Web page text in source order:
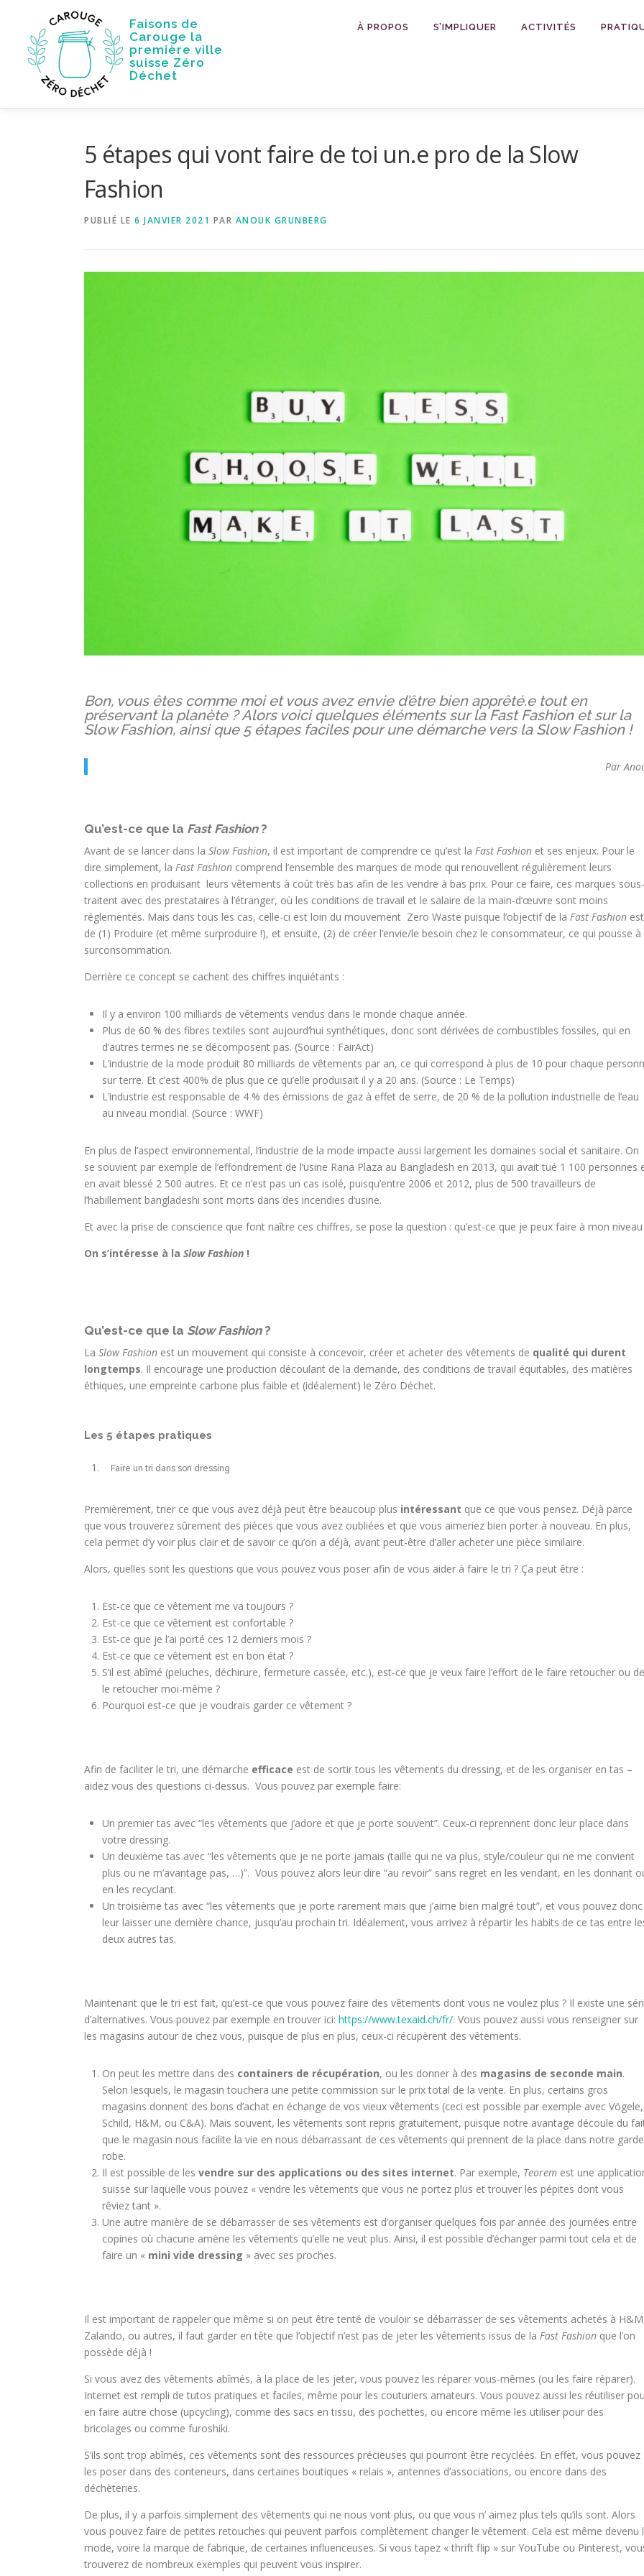
contenu
Faisons de
Carouge la
première ville
suisse Zéro
Déchet
À PROPOS S’IMPLIQUER ACTIVITÉS
5 étapes qui vont faire de toi un.e pro de la Slow
Fashion
PUBLIÉ LE 6 JANVIER 2021 PAR ANOUK GRUNBERG
Bon, vous êtes comme moi et vous avez envie d’être bien apprêté.e tout en
préservant la planète ? Alors voici quelques éléments sur la Fast Fashion et sur la
Slow Fashion, ainsi que 5 étapes faciles pour une démarche vers la Slow Fashion !
Par
Qu’est-ce que la Fast Fashion?
Avant de se lancer dans la Slow Fashion, il est important de comprendre ce qu’est la Fast Fashion et ses enjeux. Pour le
dire simplement, la Fast Fashion comprend l’ensemble des marques de mode qui renouvellent régulièrement leurs
collections en produisant leurs vêtements à coût très bas afin de les vendre à bas prix. Pour ce faire, ces marques sous-
traitent avec des prestataires à l’étranger, où les conditions de travail et le salaire de la main-d’œuvre sont moins
réglementés. Mais dans tous les cas, celle-ci est loin du mouvement Zero Waste puisque l’objectif de la Fast Fashion est
de (1) Produire (et même surproduire !), et ensuite, (2) de créer l’envie/le besoin chez le consommateur, ce qui pousse à
surconsommation.
Derrière ce concept se cachent des chiffres inquiétants :
Il y a environ 100 milliards de vêtements vendus dans le monde chaque année.
Plus de 60 % des fibres textiles sont aujourd’hui synthétiques, donc sont dérivées de combustibles fossiles, qui en
d’autres termes ne se décomposent pas. (Source : FairAct)
L’industrie de la mode produit 80 milliards de vêtements par an, ce qui correspond à plus de 10 pour chaque
sur terre. Et c’est 400% de plus que ce qu’elle produisait il y a 20 ans. (Source : Le Temps)
L’industrie est responsable de 4 % des émissions de gaz à effet de serre, de 20 % de la pollution industrielle de l’eau
au niveau mondial. (Source : WWF)
En plus de l’aspect environnemental, l’industrie de la mode impacte aussi largement les domaines social et sanitaire. On
se souvient par exemple de l’effondrement de l’usine Rana Plaza au Bangladesh en 2013, qui avait tué 1 100 personnes
en avait blessé 2 500 autres. Et ce n’est pas un cas isolé, puisqu’entre 2006 et 2012, plus de 500 travailleurs de
l’habillement bangladeshi sont morts dans des incendies d’usine.
Et avec la prise de conscience que font naître ces chiffres, se pose la question : qu’est-ce que je peux faire à mon niveau
On s’intéresse à la Slow Fashion !
Qu’est-ce que la Slow Fashion?
La Slow Fashion est un mouvement qui consiste à concevoir, créer et acheter des vêtements de qualité qui durent
longtemps. Il encourage une production découlant de la demande, des conditions de travail équitables, des matières
éthiques, une empreinte carbone plus faible et (idéalement) le Zéro Déchet.
Les 5 étapes pratiques
Faire un tri dans son dressing
Premièrement, trier ce que vous avez déjà peut être beaucoup plus intéressant que ce que vous pensez. Déjà parce
que vous trouverez sûrement des pièces que vous avez oubliées et que vous aimeriez bien porter à nouveau. En plus,
cela permet d’y voir plus clair et de savoir ce qu’on a déjà, avant peut-être d’aller acheter une pièce similaire.
Alors, quelles sont les questions que vous pouvez vous poser afin de vous aider à faire le tri ? Ça peut être :
Est-ce que ce vêtement me va toujours ?
Est-ce que ce vêtement est confortable ?
Est-ce que je l’ai porté ces 12 derniers mois ?
Est-ce que ce vêtement est en bon état ?
S’il est abîmé (peluches, déchirure, fermeture cassée, etc.), est-ce que je veux faire l’effort de le faire retoucher ou de
le retoucher moi-même ?
Pourquoi est-ce que je voudrais garder ce vêtement ?
Afin de faciliter le tri, une démarche efficace est de sortir tous les vêtements du dressing, et de les organiser en tas –
aidez vous des questions ci-dessus. Vous pouvez par exemple faire:
Un premier tas avec “les vêtements que j’adore et que je porte souvent”. Ceux-ci reprennent donc leur place dans
votre dressing.
Un deuxième tas avec “les vêtements que je ne porte jamais (taille qui ne va plus, style/couleur qui ne me convient
plus ou ne m’avantage pas, …)”. Vous pouvez alors leur dire “au revoir” sans regret en les vendant, en les donnant
en les recyclant.
Un troisième tas avec “les vêtements que je porte rarement mais que j’aime bien malgré tout”, et vous pouvez donc
leur laisser une dernière chance, jusqu’au prochain tri. Idéalement, vous arrivez à répartir les habits de ce tas entre
deux autres tas.
Maintenant que le tri est fait, qu’est-ce que vous pouvez faire des vêtements dont vous ne voulez plus ? Il existe une
d’alternatives. Vous pouvez par exemple en trouver ici: https://www.texaid.ch/fr/. Vous pouvez aussi vous renseigner sur
les magasins autour de chez vous, puisque de plus en plus, ceux-ci récupèrent des vêtements.
On peut les mettre dans des containers de récupération, ou les donner à des magasins de seconde main.
Selon lesquels, le magasin touchera une petite commission sur le prix total de la vente. En plus, certains gros
magasins donnent des bons d’achat en échange de vos vieux vêtements (ceci est possible par exemple avec Vögele,
Schild, H&M, ou C&A). Mais souvent, les vêtements sont repris gratuitement, puisque notre avantage découle du
que le magasin nous facilite la vie en nous débarrassant de ces vêtements qui prennent de la place dans notre
robe.
Il est possible de les vendre sur des applications ou des sites internet. Par exemple, Teorem est une
suisse sur laquelle vous pouvez « vendre les vêtements que vous ne portez plus et trouver les pépites dont vous
rêviez tant ».
Une autre manière de se débarrasser de ses vêtements est d’organiser quelques fois par année des journées entre
copines où chacune amène les vêtements qu’elle ne veut plus. Ainsi, il est possible d’échanger parmi tout cela et de
faire un « mini vide dressing » avec ses proches.
Il est important de rappeler que même si on peut être tenté de vouloir se débarrasser de ses vêtements achetés à
Zalando, ou autres, il faut garder en tête que l’objectif n’est pas de jeter les vêtements issus de la Fast Fashion que l’on
possède déjà !
Si vous avez des vêtements abîmés, à la place de les jeter, vous pouvez les réparer vous-mêmes (ou les faire réparer).
Internet est rempli de tutos pratiques et faciles, même pour les couturiers amateurs. Vous pouvez aussi les réutiliser
en faire autre chose (upcycling), comme des sacs en tissu, des pochettes, ou encore même les utiliser pour des
bricolages ou comme furoshiki.
S’ils sont trop abîmés, ces vêtements sont des ressources précieuses qui pourront être recyclées. En effet, vous pouvez
les poser dans des conteneurs, dans certaines boutiques « relais », antennes d’associations, ou encore dans des
déchèteries.
De plus, il y a parfois simplement des vêtements qui ne nous vont plus, ou que vous n’ aimez plus tels qu’ils sont. Alors
vous pouvez faire de petites retouches qui peuvent parfois complètement changer le vêtement. Cela est même devenu
mode, voire la marque de fabrique, de certaines influenceuses. Si vous tapez « thrift flip » sur YouTube ou Pinterest,
trouverez de nombreux exemples qui peuvent vous inspirer.